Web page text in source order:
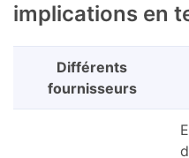
implications en
Différents
fournisseurs